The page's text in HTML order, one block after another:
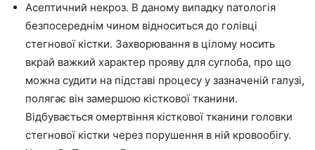
Асептичний некроз. В даному випадку патологія
безпосереднім чином відноситься до голівці
стегнової кістки. Захворювання в цілому носить
вкрай важкий характер прояву для суглоба, про що
можна судити на підставі процесу у зазначеній галузі,
полягає він замершою кісткової тканини.
Відбувається омертвіння кісткової тканини головки
стегнової кістки через порушення в ній кровообігу.